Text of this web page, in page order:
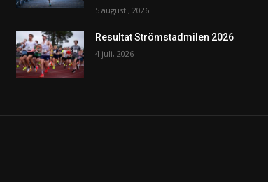
5 augusti, 2026
Resultat Strömstadmilen 2026
4 juli, 2026